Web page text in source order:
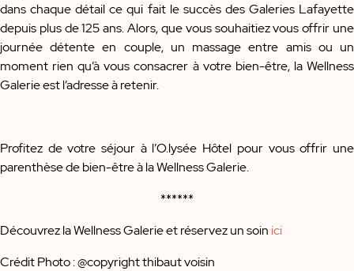
dans chaque détail ce qui fait le succès des Galeries Lafayette
depuis plus de 125 ans. Alors, que vous souhaitiez vous offrir une
journée détente en couple, un massage entre amis ou un
moment rien qu’à vous consacrer à votre bien-être, la Wellness
Galerie est l’adresse à retenir.
Profitez de votre séjour à l’O.lysée Hôtel pour vous offrir une
parenthèse de bien-être à la Wellness Galerie.
******
Découvrez la Wellness Galerie et réservez un soin ici
Crédit Photo : @copyright thibaut voisin